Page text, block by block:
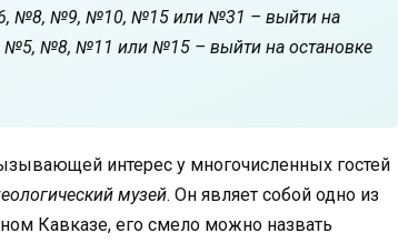
№8, №9, №10, №15 или №31 – выйти на
№5, №8, №11 или №15 – выйти на остановке
интерес у многочисленных гостей
музей. Он являет собой одно из
Кавказе, его смело можно назвать